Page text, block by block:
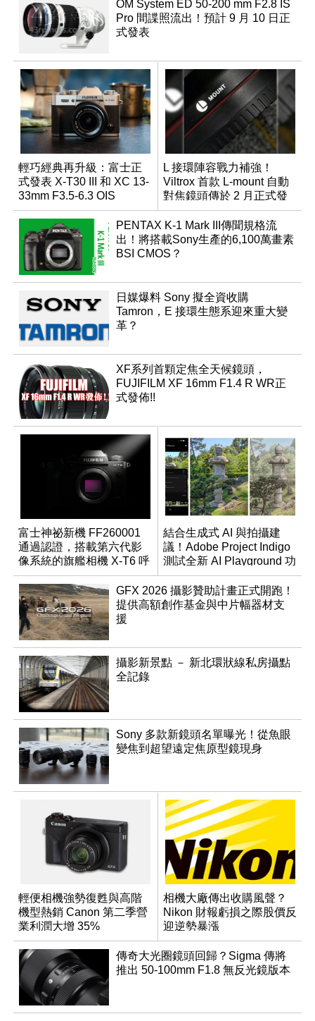
OM System ED 50-200 mm F2.8 IS
Pro 間諜照流出！預計 9 月 10 日正
式發表
輕巧經典再升級：富士正
式發表 X-T30 III 和 XC 13-
33mm F3.5-6.3 OIS
L 接環陣容戰力補強！
Viltrox 首款 L-mount 自動
對焦鏡頭傳於 2 月正式發
表
PENTAX K-1 Mark III傳聞規格流
出！將搭載Sony生產的6,100萬畫素
BSI CMOS？
日媒爆料 Sony 擬全資收購
Tamron，E 接環生態系迎來重大變
革？
XF系列首顆定焦全天候鏡頭，
FUJIFILM XF 16mm F1.4 R WR正
式發佈!!
富士神祕新機 FF260001
通過認證，搭載第六代影
像系統的旗艦相機 X-T6 呼
之欲出？
結合生成式 AI 與拍攝建
議！Adobe Project Indigo
測試全新 AI Playground 功
能
GFX 2026 攝影贊助計畫正式開跑！
提供高額創作基金與中片幅器材支
援
攝影新景點 － 新北環狀線私房攝點
全記錄
Sony 多款新鏡頭名單曝光！從魚眼
變焦到超望遠定焦原型鏡現身
輕便相機強勢復甦與高階
機型熱銷 Canon 第二季營
業利潤大增 35%
相機大廠傳出收購風聲？
Nikon 財報虧損之際股價反
迎逆勢暴漲
傳奇大光圈鏡頭回歸？Sigma 傳將
推出 50-100mm F1.8 無反光鏡版本